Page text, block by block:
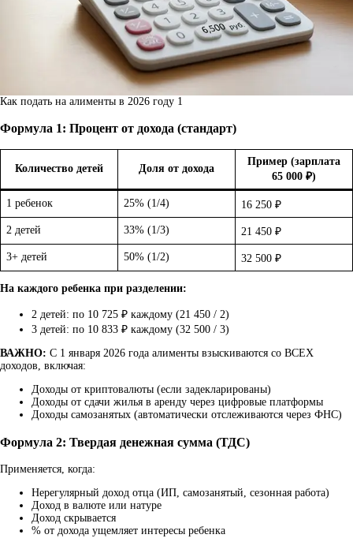
Как подать на алименты в 2026 году 1
Формула 1: Процент от дохода (стандарт)
Количество детей Доля от дохода
Пример (зарплата
65 000 ₽)
1 ребенок 25% (1/4) 16 250 ₽
2 детей 33% (1/3) 21 450 ₽
3+ детей 50% (1/2) 32 500 ₽
На каждого ребенка при разделении:
2 детей: по 10 725 ₽ каждому (21 450 / 2)
3 детей: по 10 833 ₽ каждому (32 500 / 3)
ВАЖНО: С 1 января 2026 года алименты взыскиваются со ВСЕХ
доходов, включая:
Доходы от криптовалюты (если задекларированы)
Доходы от сдачи жилья в аренду через цифровые платформы
Доходы самозанятых (автоматически отслеживаются через ФНС)
Формула 2: Твердая денежная сумма (ТДС)
Применяется, когда:
Нерегулярный доход отца (ИП, самозанятый, сезонная работа)
Доход в валюте или натуре
Доход скрывается
% от дохода ущемляет интересы ребенка